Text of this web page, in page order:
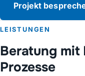
Projekt
LEISTUNGEN
Beratung mit
Prozesse